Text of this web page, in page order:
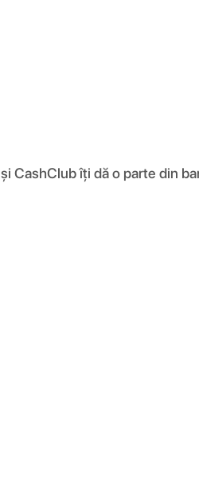
CashClub îți dă o parte din